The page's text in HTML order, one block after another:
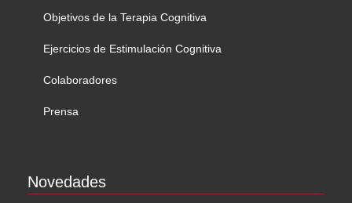
Objetivos de la Terapia Cognitiva
Ejercicios de Estimulación Cognitiva
Colaboradores
Prensa
Novedades